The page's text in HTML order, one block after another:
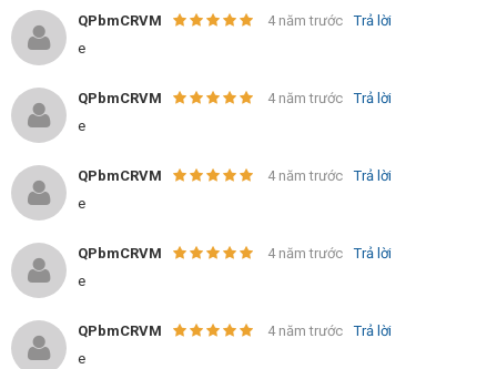
QPbmCRVM 4 năm trước
Trả lời
e
QPbmCRVM 4 năm trước
Trả lời
e
QPbmCRVM 4 năm trước
Trả lời
e
QPbmCRVM 4 năm trước
Trả lời
e
QPbmCRVM 4 năm trước
Trả lời
e